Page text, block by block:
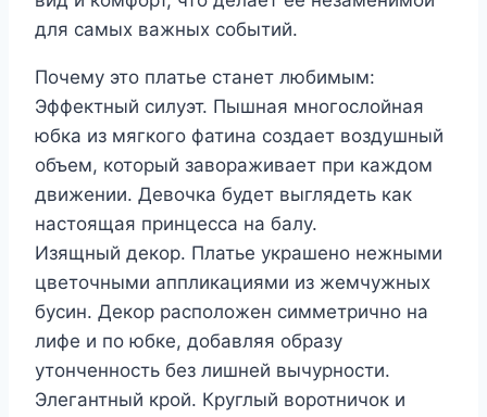
для самых важных событий.
Почему это платье станет любимым:
Эффектный силуэт. Пышная многослойная
юбка из мягкого фатина создает воздушный
объем, который завораживает при каждом
движении. Девочка будет выглядеть как
настоящая принцесса на балу.
Изящный декор. Платье украшено нежными
цветочными аппликациями из жемчужных
бусин. Декор расположен симметрично на
лифе и по юбке, добавляя образу
утонченность без лишней вычурности.
Элегантный крой. Круглый воротничок и